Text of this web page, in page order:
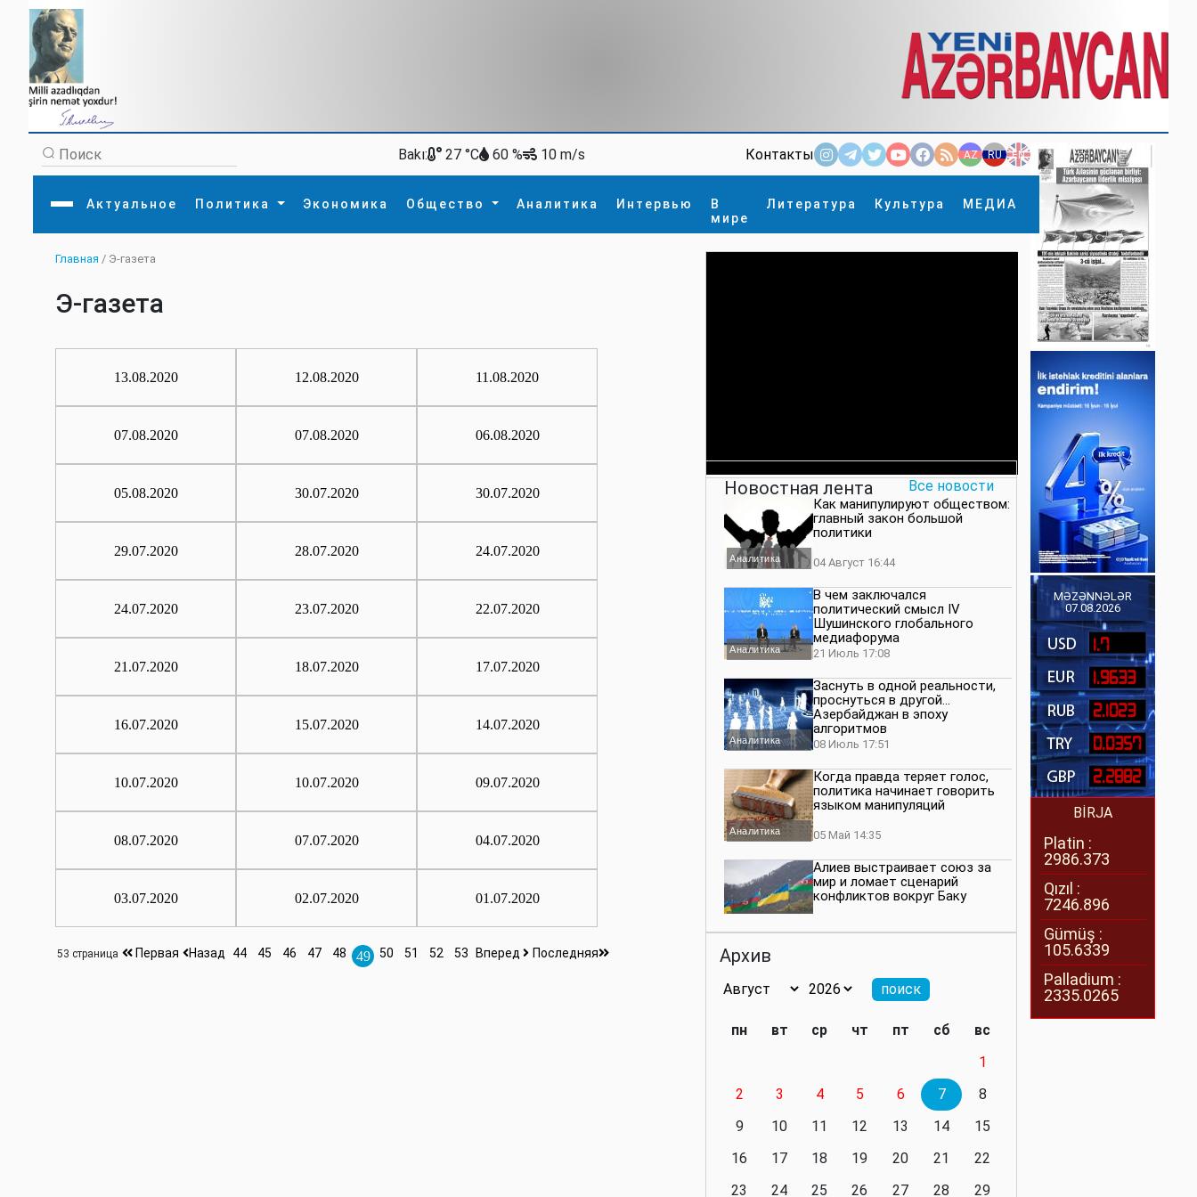
Bakı: 27 °C 60 % 10 m/s Контакты AZ RU EN
Актуальное Политика Экономика Общество Аналитика Интервью
В
мире
Литература Культура МЕДИА
×
Актуальное
Экономика
Интервью
МЕДИА
Диаспора
Главная / Э-газета
Э-газета
13.08.2020 12.08.2020 11.08.2020
07.08.2020 07.08.2020 06.08.2020
05.08.2020 30.07.2020 30.07.2020
29.07.2020 28.07.2020 24.07.2020
24.07.2020 23.07.2020 22.07.2020
21.07.2020 18.07.2020 17.07.2020
16.07.2020 15.07.2020 14.07.2020
10.07.2020 10.07.2020 09.07.2020
08.07.2020 07.07.2020 04.07.2020
03.07.2020 02.07.2020 01.07.2020
53 страница Первая Назад 44 45 46 47 48 49 50 51 52 53 Вперед Последняя
Новостная лента Все новости
Аналитика
Как манипулируют обществом:
главный закон большой
политики
04 Август 16:44
Аналитика
В чем заключался
политический смысл IV
Шушинского глобального
медиафорума
21 Июль 17:08
Аналитика
Заснуть в одной реальности,
проснуться в другой…
Азербайджан в эпоху
алгоритмов
08 Июль 17:51
Аналитика
Когда правда теряет голос,
политика начинает говорить
языком манипуляций
05 Май 14:35
Алиев выстраивает союз за
мир и ломает сценарий
конфликтов вокруг Баку
значимость региона
нейтралитета больше не будет
Политика
президенту приходится все
делать самому
Архив
пн вт ср чт пт сб
вс
1
2
3 4 5 6 7
8
9
10 11 12 13 14
15
16
17 18 19 20 21
22
23
24 25 26 27 28
29
MƏZƏNNƏLƏR
07.08.2026
1.7
1.9633
2.1023
0.0357
2.2882
BİRJA
Platin :
2986.373
Qızıl :
7246.896
Gümüş :
105.6339
Palladium :
2335.0265